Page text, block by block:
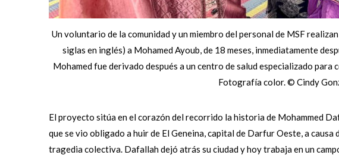
Un voluntario de la comunidad y un miembro del personal de MSF
siglas en inglés) a Mohamed Ayoub, de 18 meses, inmediatamente
Mohamed fue derivado después a un centro de salud especializado
Fotografía color. © Cindy
El proyecto sitúa en el corazón del recorrido la historia de Mohammed
que se vio obligado a huir de El Geneina, capital de Darfur Oeste, a
tragedia colectiva. Dafallah dejó atrás su ciudad y hoy trabaja en un